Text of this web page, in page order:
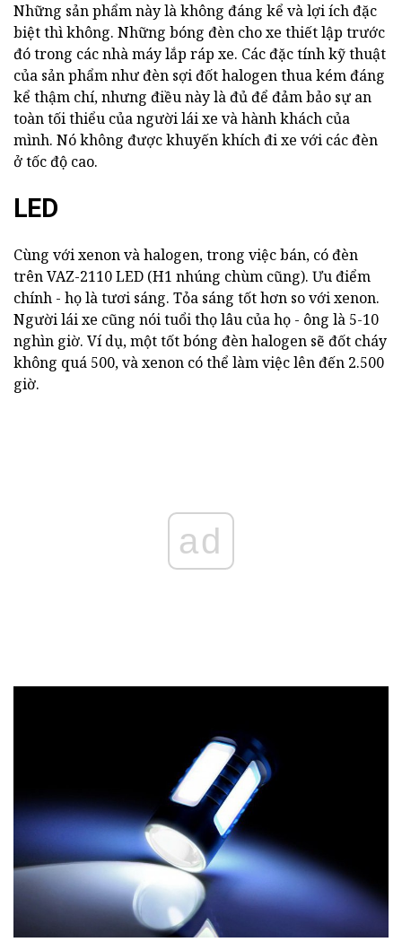
Những sản phẩm này là không đáng kể và lợi ích đặc
biệt thì không. Những bóng đèn cho xe thiết lập trước
đó trong các nhà máy lắp ráp xe. Các đặc tính kỹ thuật
của sản phẩm như đèn sợi đốt halogen thua kém đáng
kể thậm chí, nhưng điều này là đủ để đảm bảo sự an
toàn tối thiểu của người lái xe và hành khách của
mình. Nó không được khuyến khích đi xe với các đèn
ở tốc độ cao.
LED
Cùng với xenon và halogen, trong việc bán, có đèn
trên VAZ-2110 LED (H1 nhúng chùm cũng). Ưu điểm
chính - họ là tươi sáng. Tỏa sáng tốt hơn so với xenon.
Người lái xe cũng nói tuổi thọ lâu của họ - ông là 5-10
nghìn giờ. Ví dụ, một tốt bóng đèn halogen sẽ đốt cháy
không quá 500, và xenon có thể làm việc lên đến 2.500
giờ.
ad